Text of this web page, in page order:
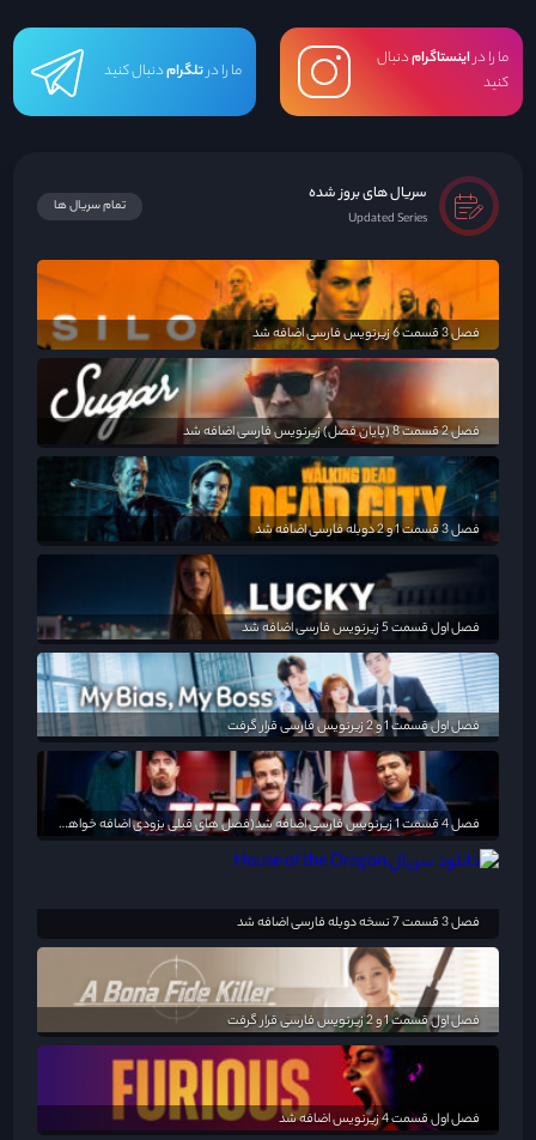
ما را دراینستاگرامدنبال
کنید
ما را درتلگرامدنبال کنید
سریال های بروز شده
Updated Series
تمام سریال ها
فصل 3 قسمت 6 زیرنویس فارسی اضافه شد
فصل 2 قسمت 8 (پایان فصل) زیرنویس فارسی اضافه شد
فصل 3 قسمت 1 و 2 دوبله فارسی اضافه شد
فصل اول قسمت 5 زیرنویس فارسی اضافه شد
فصل اول قسمت 1 و 2 زیرنویس فارسی قرار گرفت
فصل 4 قسمت 1 زیرنویس فارسی اضافه شد(فصل های قبلی بزودی اضافه خواهد شد)
فصل 3 قسمت 7 نسخه دوبله فارسی اضافه شد
فصل اول قسمت 1 و 2 زیرنویس فارسی قرار گرفت
فصل اول قسمت 4 زیرنویس اضافه شد